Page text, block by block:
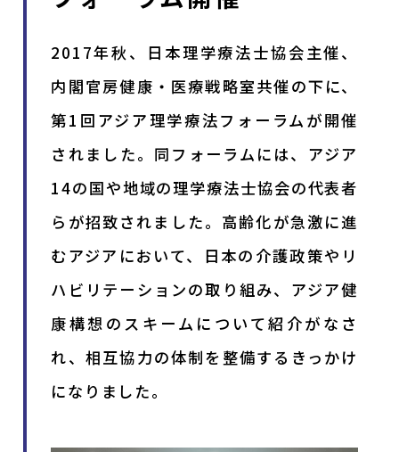
2017年秋、日本理学療法士協会主催、
内閣官房健康・医療戦略室共催の下に、
第1回アジア理学療法フォーラムが開催
されました。同フォーラムには、アジア
14の国や地域の理学療法士協会の代表者
らが招致されました。高齢化が急激に進
むアジアにおいて、日本の介護政策やリ
ハビリテーションの取り組み、アジア健
康構想のスキームについて紹介がなさ
れ、相互協力の体制を整備するきっかけ
になりました。